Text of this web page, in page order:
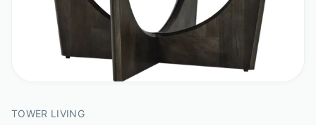
TOWER LIVING